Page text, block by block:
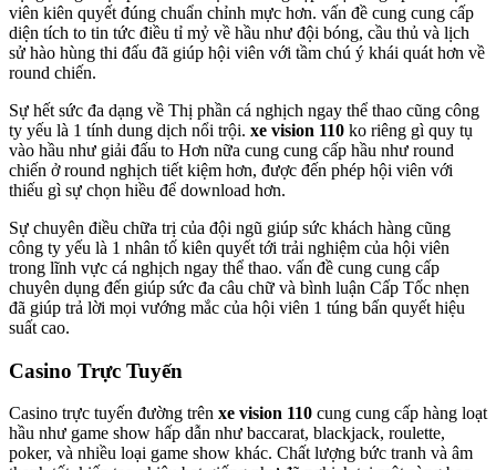
viên kiên quyết đúng chuẩn chỉnh mực hơn. vấn đề cung cung cấp
diện tích to tin tức điều tỉ mỷ về hầu như đội bóng, cầu thủ và lịch
sử hào hùng thi đấu đã giúp hội viên với tầm chú ý khái quát hơn về
round chiến.
Sự hết sức đa dạng về Thị phần cá nghịch ngay thể thao cũng công
ty yếu là 1 tính dung dịch nổi trội. xe vision 110 ko riêng gì quy tụ
vào hầu như giải đấu to Hơn nữa cung cung cấp hầu như round
chiến ở round nghịch tiết kiệm hơn, được đến phép hội viên với
thiếu gì sự chọn hiều để download hơn.
Sự chuyên điều chữa trị của đội ngũ giúp sức khách hàng cũng
công ty yếu là 1 nhân tố kiên quyết tới trải nghiệm của hội viên
trong lĩnh vực cá nghịch ngay thể thao. vấn đề cung cung cấp
chuyên dụng đến giúp sức đa câu chữ và bình luận Cấp Tốc nhẹn
đã giúp trả lời mọi vướng mắc của hội viên 1 túng bấn quyết hiệu
suất cao.
Casino Trực Tuyến
Casino trực tuyến đường trên xe vision 110 cung cung cấp hàng loạt
hầu như game show hấp dẫn như baccarat, blackjack, roulette,
poker, và nhiều loại game show khác. Chất lượng bức tranh và âm